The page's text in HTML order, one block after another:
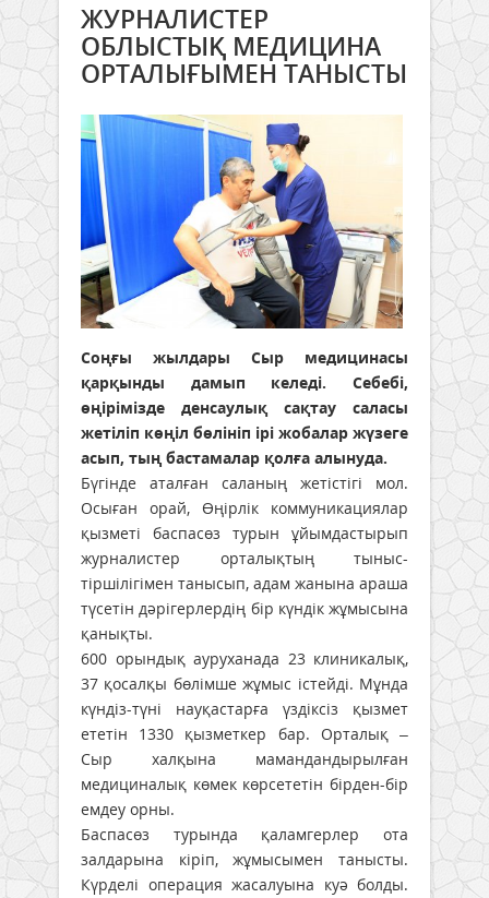
ЖУРНАЛИСТЕР
ОБЛЫСТЫҚ МЕДИЦИНА
ОРТАЛЫҒЫМЕН ТАНЫСТЫ
Соңғы жылдары Сыр медицинасы
қарқынды дамып келеді. Себебі,
өңірімізде денсаулық сақтау саласы
жетіліп көңіл бөлініп ірі жобалар жүзеге
асып, тың бастамалар қолға алынуда.
Бүгінде аталған саланың жетістігі мол.
Осыған орай, Өңірлік коммуникациялар
қызметі баспасөз турын ұйымдастырып
журналистер орталықтың тыныс-
тіршілігімен танысып, адам жанына араша
түсетін дәрігерлердің бір күндік жұмысына
қанықты.
600 орындық ауруханада 23 клиникалық,
37 қосалқы бөлімше жұмыс істейді. Мұнда
күндіз-түні науқастарға үздіксіз қызмет
ететін 1330 қызметкер бар. Орталық –
Сыр халқына мамандандырылған
медициналық көмек көрсететін бірден-бір
емдеу орны.
Баспасөз турында қаламгерлер ота
залдарына кіріп, жұмысымен танысты.
Күрделі операция жасалуына куә болды.